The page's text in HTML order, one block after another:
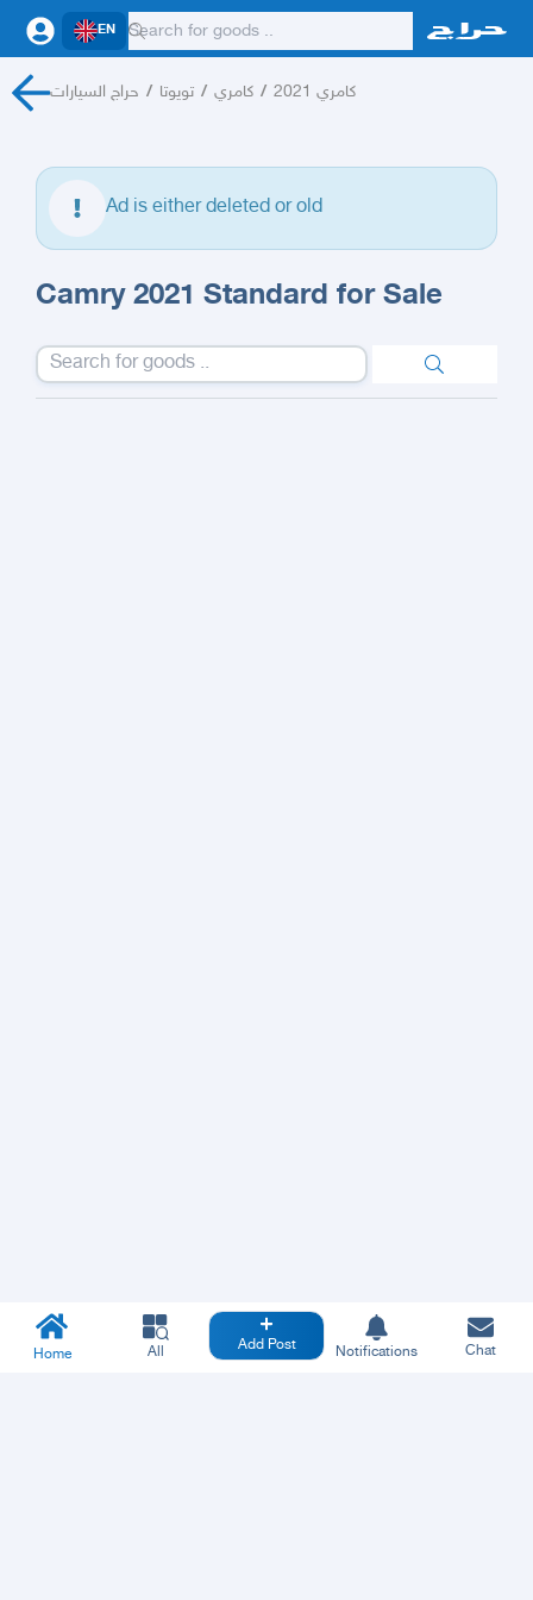
EN
حراج السيارات / تويوتا / كامري / كامري 2021
Ad is either deleted or old
Camry 2021 Standard for Sale
Home All Add Post Notifications Chat